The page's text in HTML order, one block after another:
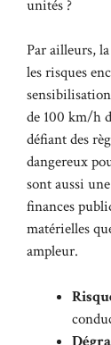
unités ?
Par ailleurs,
les risques
de 100 km/h
défiant des
dangereux
sont aussi
finances
matérielles
ampleur.